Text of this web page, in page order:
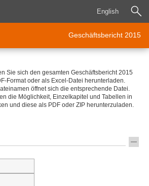
English
Geschäftsbericht 2015
Sie sich den gesamten Geschäftsbericht 2015
Format oder als Excel-Datei herunterladen.
öffnet sich die entsprechende Datei.
die Möglichkeit, Einzelkapitel und Tabellen in
und diese als PDF oder ZIP herunterzuladen.